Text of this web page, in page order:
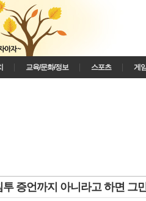
교육/문화/정보 스포츠 게임
증언까지 아니라고 하면 그
기게시글